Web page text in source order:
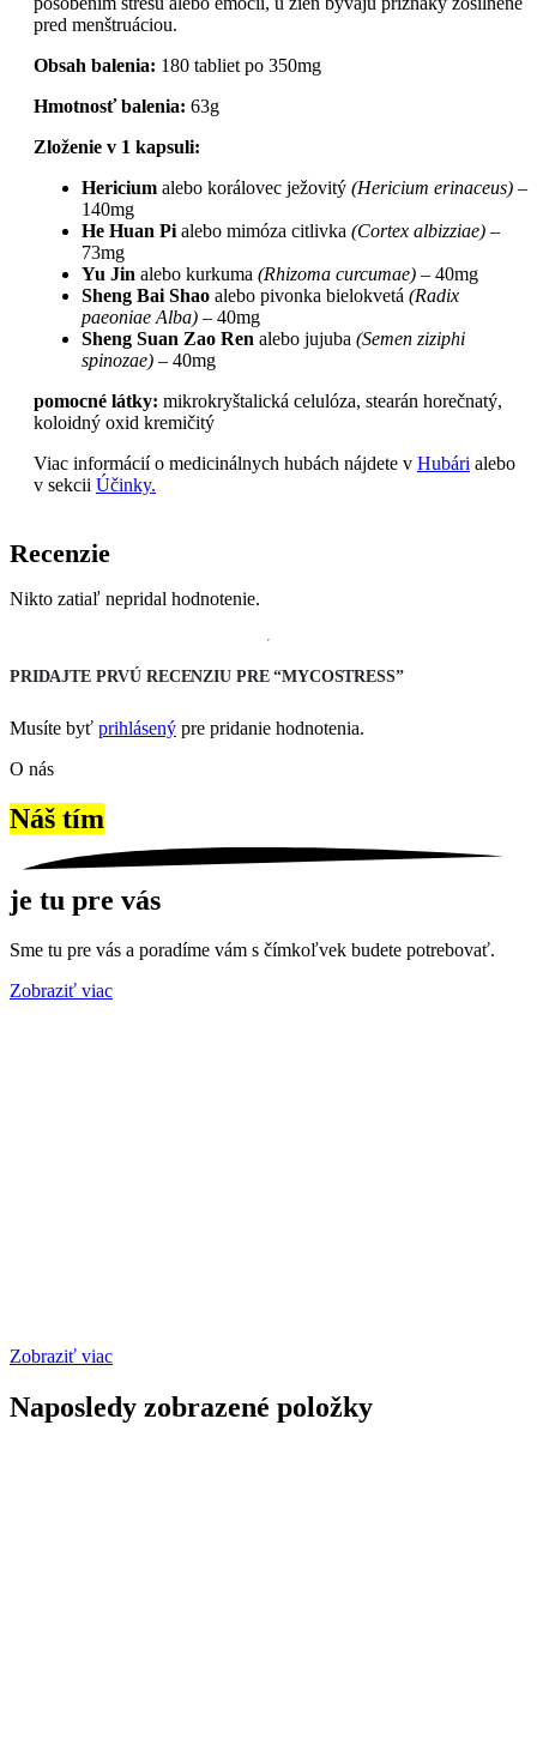
pred menštruáciou.
Obsah balenia: 180 tabliet po 350mg
Hmotnosť balenia: 63g
Zloženie v 1 kapsuli:
Hericium alebo korálovec ježovitý (Hericium erinaceus) –
140mg
He Huan Pi alebo mimóza citlivka (Cortex albizziae) –
73mg
Yu Jin alebo kurkuma (Rhizoma curcumae) – 40mg
Sheng Bai Shao alebo pivonka bielokvetá (Radix
paeoniae Alba) – 40mg
Sheng Suan Zao Ren alebo jujuba (Semen ziziphi
spinozae) – 40mg
pomocné látky: mikrokryštalická celulóza, stearán horečnatý,
koloidný oxid kremičitý
Viac informácií o medicinálnych hubách nájdete v Hubári alebo
v sekcii Účinky.
Recenzie
Nikto zatiaľ nepridal hodnotenie.
PRIDAJTE PRVÚ RECENZIU PRE “MYCOSTRESS”
Musíte byť prihlásený pre pridanie hodnotenia.
O nás
Náš tím
je tu pre vás
Sme tu pre vás a poradíme vám s čímkoľvek budete potrebovať.
Zobraziť viac
Zobraziť viac
Naposledy zobrazené položky